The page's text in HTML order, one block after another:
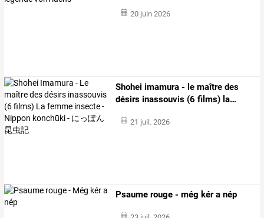
20 juin 2026
Shohei imamura - le maître des
désirs inassouvis (6 films) la…
21 juil. 2026
Psaume rouge - még kér a nép